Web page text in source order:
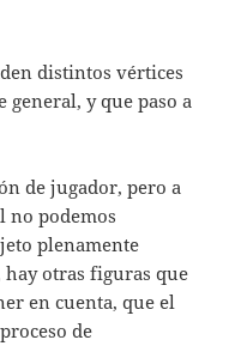
distintos vértices
general, y que paso a
de jugador, pero a
no podemos
plenamente
hay otras figuras que
en cuenta, que el
de